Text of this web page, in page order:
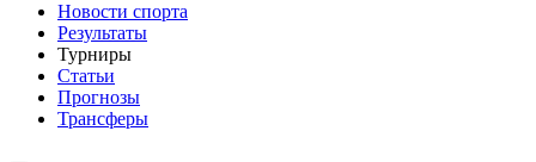
Новости спорта
Результаты
Турниры
Статьи
Прогнозы
Трансферы